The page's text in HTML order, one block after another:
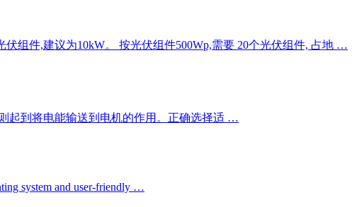
伏组件,建议为10kW。 按光伏组件500Wp,需要 20个光伏组件, 占地 …
起到将电能输送到电机的作用。正确选择适 …
system and user-friendly …